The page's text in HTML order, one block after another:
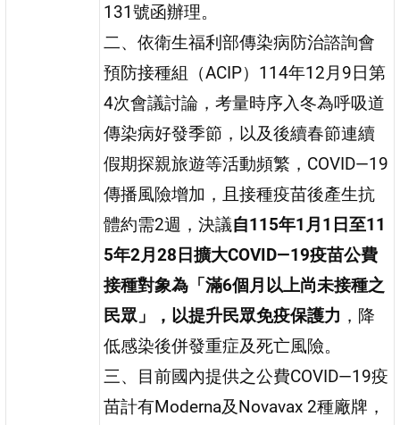
131號函辦理。
二、依衛生福利部傳染病防治諮詢會
預防接種組（ACIP）114年12月9日第
4次會議討論，考量時序入冬為呼吸道
傳染病好發季節，以及後續春節連續
假期探親旅遊等活動頻繁，COVID—19
傳播風險增加，且接種疫苗後產生抗
體約需2週，決議自115年1月1日至11
5年2月28日擴大COVID—19疫苗公費
接種對象為「滿6個月以上尚未接種之
民眾」，以提升民眾免疫保護力 ，降
低感染後併發重症及死亡風險。
三、目前國內提供之公費COVID—19疫
苗計有Moderna及Novavax 2種廠牌，